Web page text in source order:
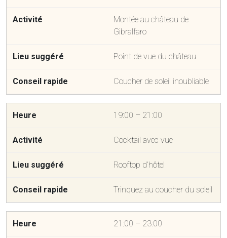
Montée au château de
Gibralfaro
Point de vue du château
Coucher de soleil inoubliable
19:00 – 21:00
Cocktail avec vue
Rooftop d’hôtel
Trinquez au coucher du soleil
21:00 – 23:00